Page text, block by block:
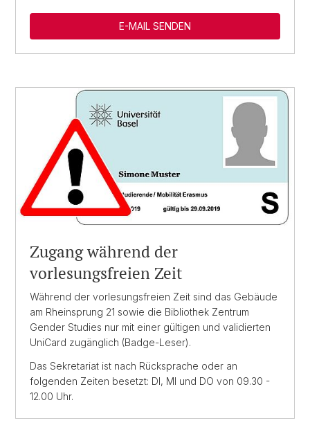
E-MAIL SENDEN
Zugang während der
vorlesungsfreien Zeit
Während der vorlesungsfreien Zeit sind das Gebäude
am Rheinsprung 21 sowie die Bibliothek Zentrum
Gender Studies nur mit einer gültigen und validierten
UniCard zugänglich (Badge-Leser).
Das Sekretariat ist nach Rücksprache oder an
folgenden Zeiten besetzt: DI, MI und DO von 09.30 -
12.00 Uhr.